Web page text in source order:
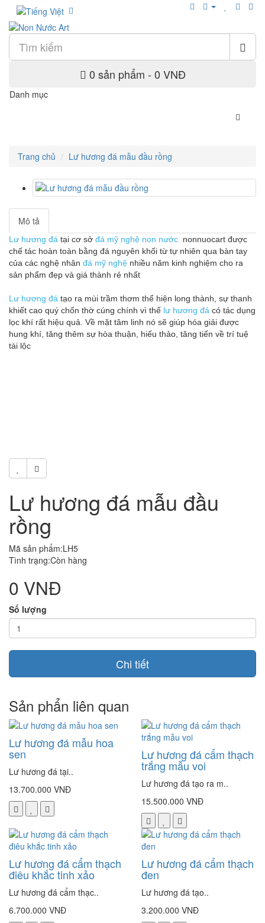
0 sản phẩm - 0 VNĐ
Danh mục
Trang chủ Lư hương đá mẫu đầu rồng
Mô tả
Lư hương đá tại cơ sở đá mỹ nghệ non nước nonnuocart được
chế tác hoàn toàn bằng đá nguyên khối từ tự nhiên qua bàn tay
của các nghệ nhân đá mỹ nghệ nhiều năm kinh nghiệm cho ra
sản phẩm đẹp và giá thành rẻ nhất
Lư hương đá tạo ra mùi trầm thơm thể hiện long thành, sự thanh
khiết cao quý chốn thờ cúng chính vì thế lư hương đá có tác dụng
lọc khí rất hiệu quả. Về mặt tâm linh nó sẽ giúp hóa giải được
hung khí, tăng thêm sự hòa thuận, hiếu thảo, tăng tiến về trí tuệ
tài lộc
Lư hương đá mẫu đầu
rồng
Mã sản phẩm:LH5
Tình trạng:Còn hàng
0 VNĐ
Số lượng
Chi tiết
Sản phẩn liên quan
Lư hương đá mẫu hoa
sen
Lư hương đá tại..
13.700.000 VNĐ
Lư hương đá cẩm thạch
trắng mẫu voi
Lư hương đá tạo ra m..
15.500.000 VNĐ
Lư hương đá cẩm thạch
điêu khắc tinh xảo
Lư hương đá cẩm thạc..
6.700.000 VNĐ
Lư hương đá cẩm thạch
đen
Lư hương đá tạo..
3.200.000 VNĐ